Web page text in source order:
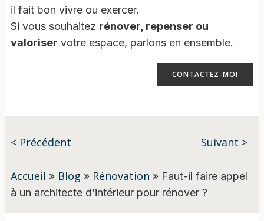
il fait bon vivre ou exercer.
Si vous souhaitez rénover, repenser ou
valoriser votre espace, parlons en ensemble.
CONTACTEZ-MOI
< Précédent Suivant >
Accueil » Blog » Rénovation » Faut-il faire appel
à un architecte d’intérieur pour rénover ?